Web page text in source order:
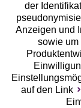
Unsere
der
Anzeigen und
sowie um
auf den Link